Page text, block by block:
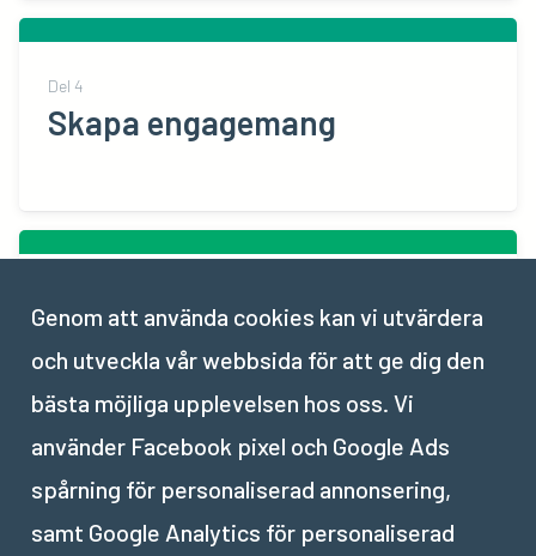
Del 4
Skapa engagemang
Övning – skriva för sociala
medier
Genom att använda cookies kan vi utvärdera
och utveckla vår webbsida för att ge dig den
bästa möjliga upplevelsen hos oss. Vi
använder Facebook pixel och Google Ads
spårning för personaliserad annonsering,
samt Google Analytics för personaliserad